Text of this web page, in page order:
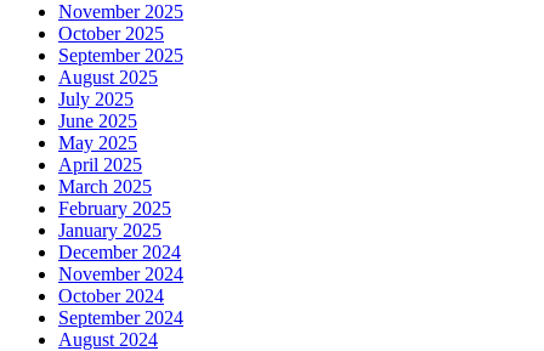
November 2025
October 2025
September 2025
August 2025
July 2025
June 2025
May 2025
April 2025
March 2025
February 2025
January 2025
December 2024
November 2024
October 2024
September 2024
August 2024